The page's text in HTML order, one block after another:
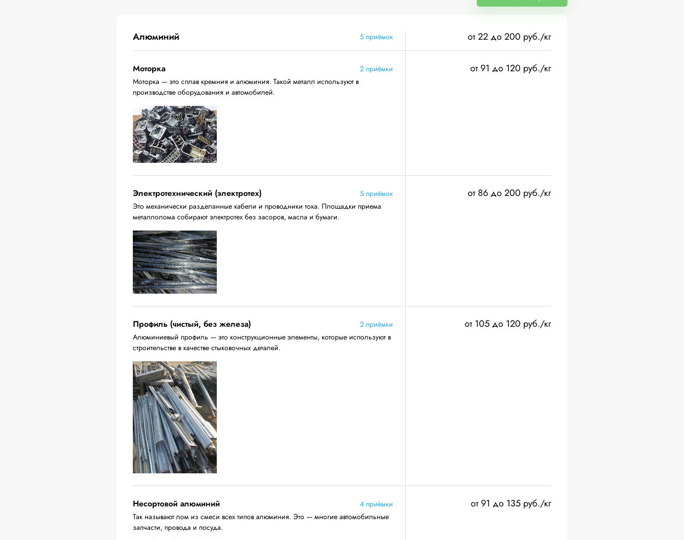
Алюминий 5 приёмок от 22 до 200 руб./кг
Моторка
2 приёмки
Моторка — это сплав кремния и алюминия. Такой металл используют в
производстве оборудования и автомобилей.
от 91 до 120 руб./кг
Электротехнический (электротех)
5 приёмок
Это механически разделанные кабели и проводники тока. Площадки приема
металлолома собирают электротех без засоров, масла и бумаги.
от 86 до 200 руб./кг
Профиль (чистый, без железа)
2 приёмки
Алюминиевый профиль — это конструкционные элементы, которые используют в
строительстве в качестве стыковочных деталей.
от 105 до 120 руб./кг
Несортовой алюминий
4 приёмки
Так называют лом из смеси всех типов алюминия. Это — многие автомобильные
запчасти, провода и посуда.
от 91 до 135 руб./кг